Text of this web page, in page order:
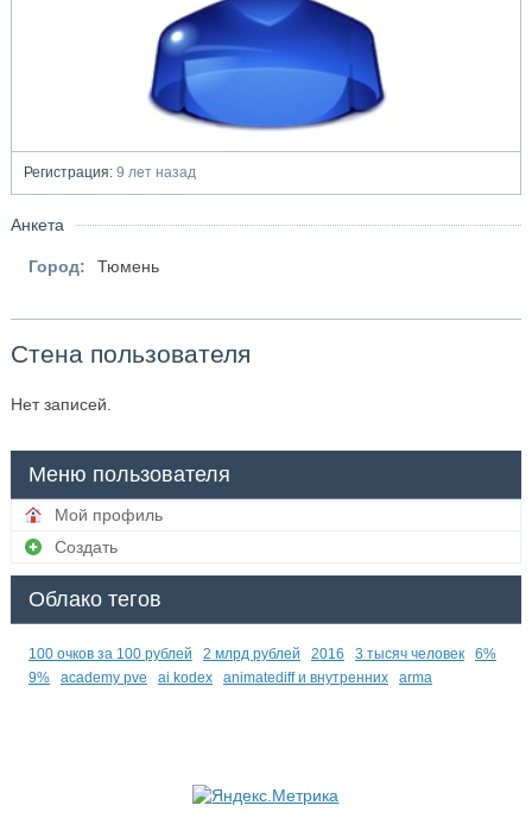
Регистрация:9 лет назад
Анкета
Город: Тюмень
Стена пользователя
Нет записей.
Меню пользователя
Мой профиль
Создать
Облако тегов
100 очков за 100 рублей 2 млрд рублей 2016 3 тысяч человек
6%
9%
academy pve ai kodex animatediff и внутренних arma